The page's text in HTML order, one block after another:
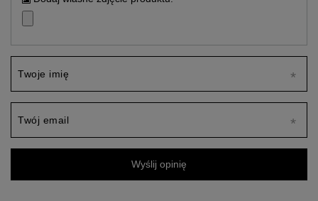
Twoje imię
Twój email
Wyślij opinię